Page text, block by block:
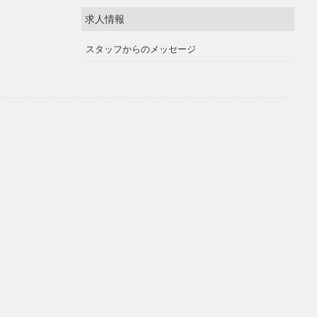
求人情報
スタッフからのメッセージ